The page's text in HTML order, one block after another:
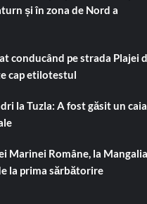
și în zona de Nord a
conducând pe strada Plajei
cap etilotestul
la Tuzla: A fost găsit un
Marinei Române, la
la prima sărbătorire